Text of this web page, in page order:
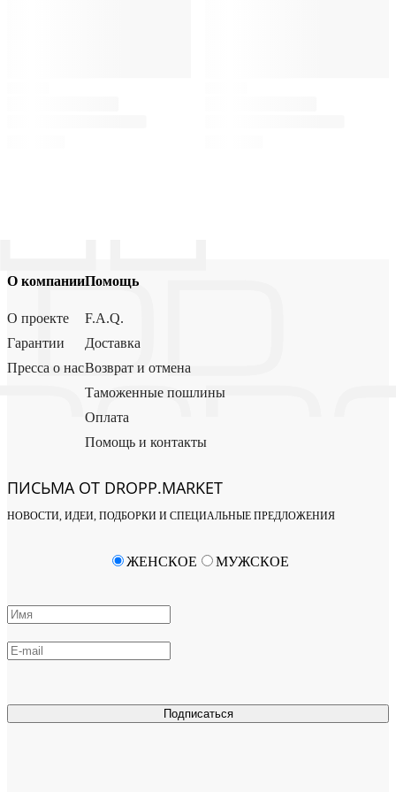
О компании
О проекте
Гарантии
Пресса о нас
Помощь
F.A.Q.
Доставка
Возврат и отмена
Таможенные пошлины
Оплата
Помощь и контакты
ПИСЬМА ОТ DROPP.MARKET
НОВОСТИ, ИДЕИ, ПОДБОРКИ И СПЕЦИАЛЬНЫЕ ПРЕДЛОЖЕНИЯ
Подписаться
ЖЕНСКОЕ МУЖСКОЕ